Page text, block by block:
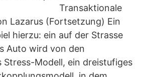
Transaktionale
Lazarus (Fortsetzung) Ein
hierzu: ein auf der Strasse
Auto wird von den
Stress-Modell, ein dreistufiges